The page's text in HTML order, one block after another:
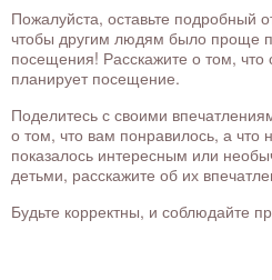
Пожалуйста, оставьте подробный
чтобы другим людям было проще
посещения! Расскажите о том, что
планирует посещение.
Поделитесь с своими
о том, что вам понравилось, а что
показалось интересным или
детьми, расскажите об их
Будьте корректны, и соблюдайте